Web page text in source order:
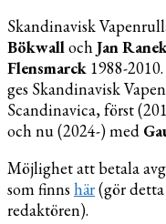
Skandinavisk
BökwallochJan
Flensmarck 1988-
ges Skandinavisk
Scandinavica, först
och nu (2024-) med
Möjlighet att betala
som finns här(gör
redaktören).